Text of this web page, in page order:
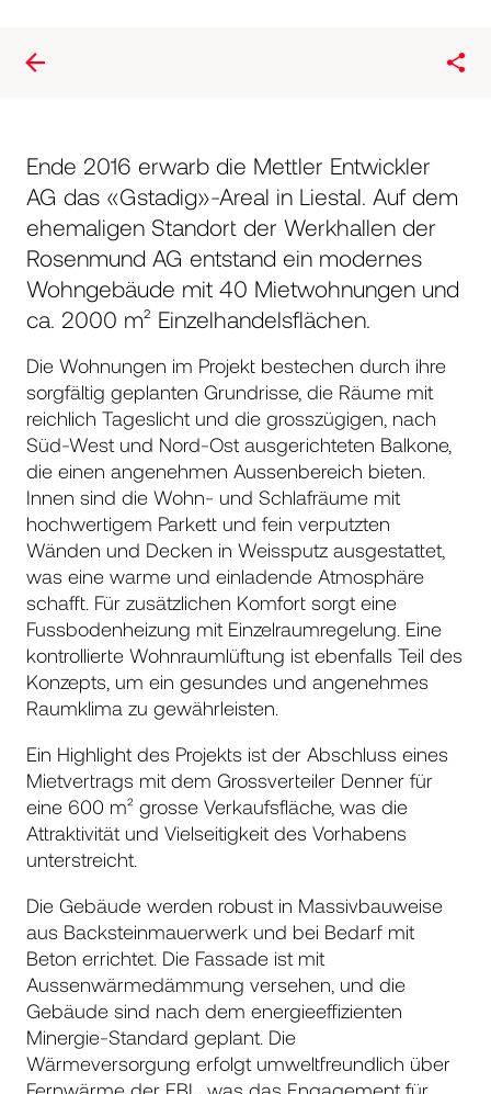
Ende 2016 erwarb die Mettler Entwickler
AG das «Gstadig»-Areal in Liestal. Auf dem
ehemaligen Standort der Werkhallen der
Rosenmund AG entstand ein modernes
Wohngebäude mit 40 Mietwohnungen und
ca. 2000 m² Einzelhandelsflächen.
Die Wohnungen im Projekt bestechen durch ihre
sorgfältig geplanten Grundrisse, die Räume mit
reichlich Tageslicht und die grosszügigen, nach
Süd-West und Nord-Ost ausgerichteten Balkone,
die einen angenehmen Aussenbereich bieten.
Innen sind die Wohn- und Schlafräume mit
hochwertigem Parkett und fein verputzten
Wänden und Decken in Weissputz ausgestattet,
was eine warme und einladende Atmosphäre
schafft. Für zusätzlichen Komfort sorgt eine
Fussbodenheizung mit Einzelraumregelung. Eine
kontrollierte Wohnraumlüftung ist ebenfalls Teil des
Konzepts, um ein gesundes und angenehmes
Raumklima zu gewährleisten.
Ein Highlight des Projekts ist der Abschluss eines
Mietvertrags mit dem Grossverteiler Denner für
eine 600 m² grosse Verkaufsfläche, was die
Attraktivität und Vielseitigkeit des Vorhabens
unterstreicht.
Die Gebäude werden robust in Massivbauweise
aus Backsteinmauerwerk und bei Bedarf mit
Beton errichtet. Die Fassade ist mit
Aussenwärmedämmung versehen, und die
Gebäude sind nach dem energieeffizienten
Minergie-Standard geplant. Die
Wärmeversorgung erfolgt umweltfreundlich über